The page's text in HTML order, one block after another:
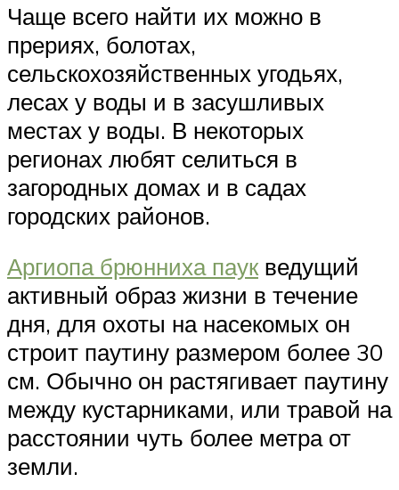
Чаще всего найти их можно в
прериях, болотах,
сельскохозяйственных угодьях,
лесах у воды и в засушливых
местах у воды. В некоторых
регионах любят селиться в
загородных домах и в садах
городских районов.
Аргиопа брюнниха паук ведущий
активный образ жизни в течение
дня, для охоты на насекомых он
строит паутину размером более 30
см. Обычно он растягивает паутину
между кустарниками, или травой на
расстоянии чуть более метра от
земли.